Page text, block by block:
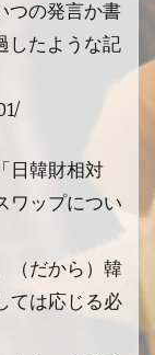
つの発言か書
したような記
日韓財相対
ワップについ
（だから）韓
ては応じる必